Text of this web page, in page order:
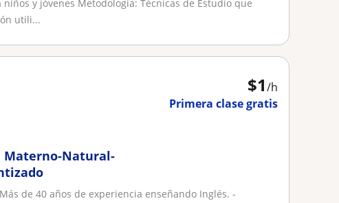
y jóvenes Metodología: Técnicas de Estudio que
utili...
$1/h
Primera clase gratis
Materno-Natural-
de 40 años de experiencia enseñando Inglés. -